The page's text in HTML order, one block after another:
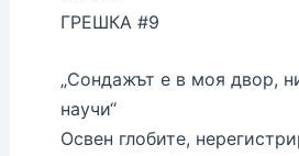
ГРЕШКА #9
„Сондажът е в моя двор,
научи“
Освен глобите,